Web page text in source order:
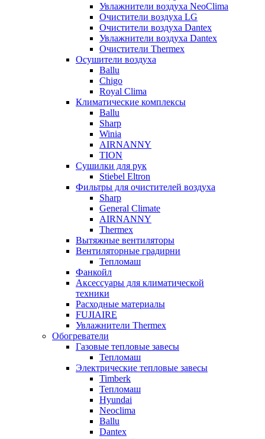
Увлажнители воздуха NeoClima
Очистители воздуха LG
Очистители воздуха Dantex
Увлажнители воздуха Dantex
Очистители Thermex
Осушители воздуха
Ballu
Chigo
Royal Clima
Климатические комплексы
Ballu
Sharp
Winia
AIRNANNY
TION
Сушилки для рук
Stiebel Eltron
Фильтры для очистителей воздуха
Sharp
General Climate
AIRNANNY
Thermex
Вытяжные вентиляторы
Вентиляторные градирни
Тепломаш
Фанкойл
Аксессуары для климатической
техники
Расходные материалы
FUJIAIRE
Увлажнители Thermex
Обогреватели
Газовые тепловые завесы
Тепломаш
Электрические тепловые завесы
Timberk
Тепломаш
Hyundai
Neoclima
Ballu
Dantex